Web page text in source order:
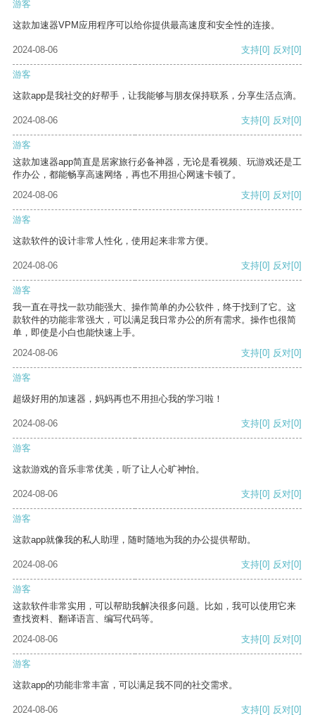
游客
这款加速器VPM应用程序可以给你提供最高速度和安全性的连接。
2024-08-06 支持[0] 反对[0]
游客
这款app是我社交的好帮手，让我能够与朋友保持联系，分享生活点滴。
2024-08-06 支持[0] 反对[0]
游客
这款加速器app简直是居家旅行必备神器，无论是看视频、玩游戏还是工
作办公，都能畅享高速网络，再也不用担心网速卡顿了。
2024-08-06
支持[0] 反对[0]
游客
这款软件的设计非常人性化，使用起来非常方便。
2024-08-06 支持[0] 反对[0]
游客
我一直在寻找一款功能强大、操作简单的办公软件，终于找到了它。这
款软件的功能非常强大，可以满足我日常办公的所有需求。操作也很简
单，即使是小白也能快速上手。
2024-08-06
支持[0] 反对[0]
游客
超级好用的加速器，妈妈再也不用担心我的学习啦！
2024-08-06 支持[0] 反对[0]
游客
这款游戏的音乐非常优美，听了让人心旷神怡。
2024-08-06 支持[0] 反对[0]
游客
这款app就像我的私人助理，随时随地为我的办公提供帮助。
2024-08-06 支持[0] 反对[0]
游客
这款软件非常实用，可以帮助我解决很多问题。比如，我可以使用它来
查找资料、翻译语言、编写代码等。
2024-08-06
支持[0] 反对[0]
游客
这款app的功能非常丰富，可以满足我不同的社交需求。
2024-08-06 支持[0] 反对[0]